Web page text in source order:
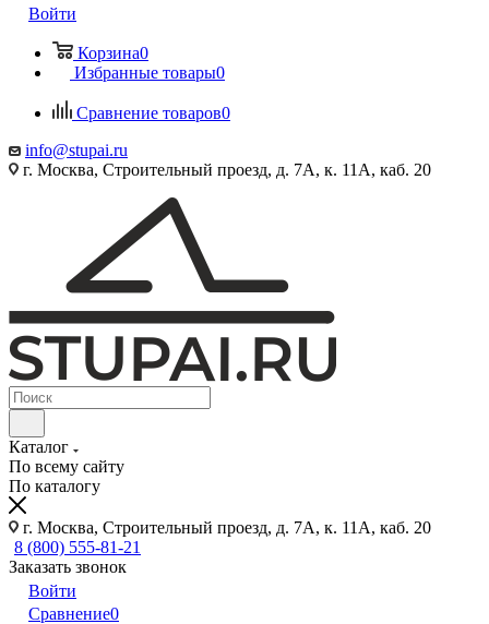
Войти
Корзина0
Избранные товары0
Сравнение товаров0
info@stupai.ru
г. Москва, Строительный проезд, д. 7А, к. 11А, каб. 20
Каталог
По всему сайту
По каталогу
г. Москва, Строительный проезд, д. 7А, к. 11А, каб. 20
8 (800) 555-81-21
Заказать звонок
Войти
Сравнение0